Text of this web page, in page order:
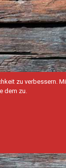
zu verbessern.
dem zu.